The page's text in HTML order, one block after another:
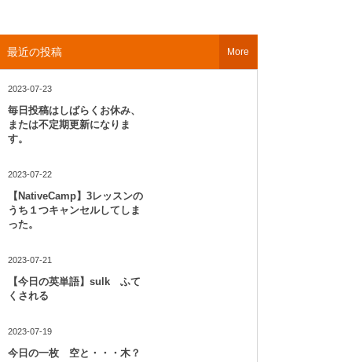
最近の投稿
2023-07-23
毎日投稿はしばらくお休み、
または不定期更新になりま
す。
2023-07-22
【NativeCamp】3レッスンの
うち１つキャンセルしてしま
った。
2023-07-21
【今日の英単語】sulk ふて
くされる
2023-07-19
今日の一枚 空と・・・木？
More